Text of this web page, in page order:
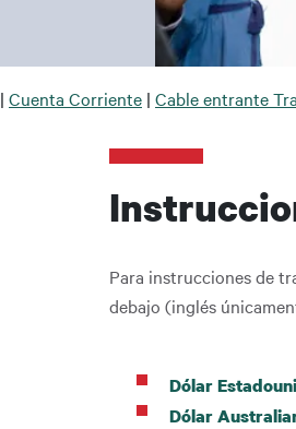
enlaces de
Cuenta Corriente Cable entrante
Para instrucciones de
debajo (inglés
Dólar
Dólar